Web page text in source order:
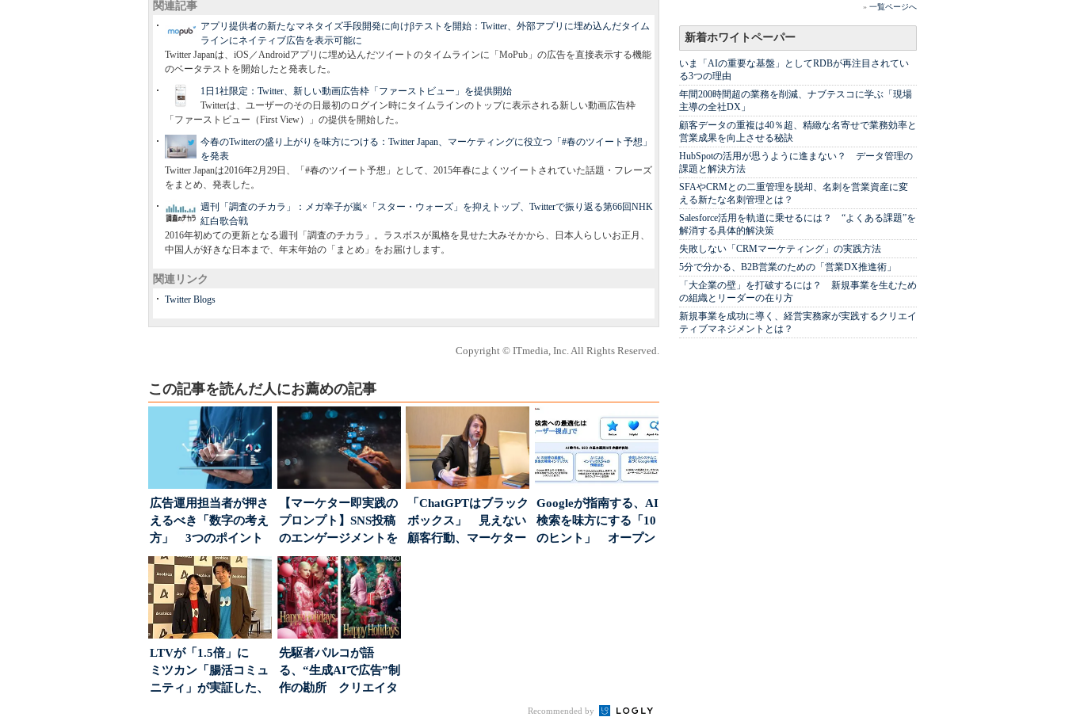
関連記事
アプリ提供者の新たなマネタイズ手段開発に向けβテストを開始：Twitter、外部アプリに埋め込んだタイム
ラインにネイティブ広告を表示可能に
Twitter Japanは、iOS／Androidアプリに埋め込んだツイートのタイムラインに「MoPub」の広告を直接表示する機能
のベータテストを開始したと発表した。
1日1社限定：Twitter、新しい動画広告枠「ファーストビュー」を提供開始
Twitterは、ユーザーのその日最初のログイン時にタイムラインのトップに表示される新しい動画広告枠
「ファーストビュー（First View）」の提供を開始した。
今春のTwitterの盛り上がりを味方につける：Twitter Japan、マーケティングに役立つ「#春のツイート予想」
を発表
Twitter Japanは2016年2月29日、「#春のツイート予想」として、2015年春によくツイートされていた話題・フレーズ
をまとめ、発表した。
週刊「調査のチカラ」：メガ幸子が嵐×「スター・ウォーズ」を抑えトップ、Twitterで振り返る第66回NHK
紅白歌合戦
2016年初めての更新となる週刊「調査のチカラ」。ラスボスが風格を見せた大みそかから、日本人らしいお正月、
中国人が好きな日本まで、年末年始の「まとめ」をお届けします。
関連リンク
Twitter Blogs
Copyright © ITmedia, Inc. All Rights Reserved.
この記事を読んだ人にお薦めの記事
広告運用担当者が押さ
えるべき「数字の考え
方」 3つのポイント
とは
【マーケター即実践の
プロンプト】SNS投稿
のエンゲージメントを
高めるAI活用、ポ...
「ChatGPTはブラック
ボックス」 見えない
顧客行動、マーケター
Googleが指南する、AI
検索を味方にする「10
のヒント」 オープン
LTVが「1.5倍」に
ミツカン「腸活コミュ
ニティ」が実証した、
先駆者パルコが語
る、“生成AIで広告”制
作の勘所 クリエイタ
Recommended by
» 一覧ページへ
新着ホワイトペーパー
いま「AIの重要な基盤」としてRDBが再注目されてい
る3つの理由
年間200時間超の業務を削減、ナブテスコに学ぶ「現場
主導の全社DX」
顧客データの重複は40％超、精緻な名寄せで業務効率と
営業成果を向上させる秘訣
HubSpotの活用が思うように進まない？ データ管理の
課題と解決方法
SFAやCRMとの二重管理を脱却、名刺を営業資産に変
える新たな名刺管理とは？
Salesforce活用を軌道に乗せるには？ “よくある課題”を
解消する具体的解決策
失敗しない「CRMマーケティング」の実践方法
5分で分かる、B2B営業のための「営業DX推進術」
「大企業の壁」を打破するには？ 新規事業を生むため
の組織とリーダーの在り方
新規事業を成功に導く、経営実務家が実践するクリエイ
ティブマネジメントとは？